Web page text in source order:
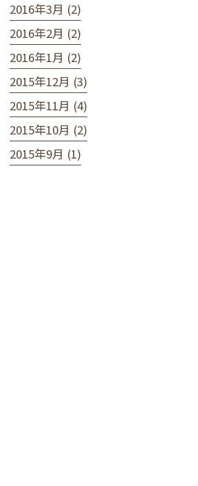
2016年3月 (2)
2016年2月 (2)
2016年1月 (2)
2015年12月 (3)
2015年11月 (4)
2015年10月 (2)
2015年9月 (1)